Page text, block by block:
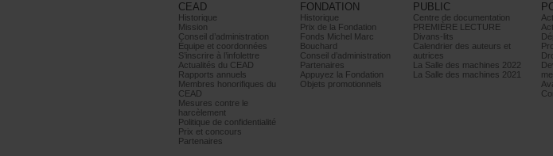
CEAD
Historique
Mission
Conseild’administration
Équipeetcoordonnées
S’inscrireàl’infolettre
ActualitésduCEAD
Rapportsannuels
Membreshonorifiquesdu
CEAD
Mesurescontrele
harcèlement
Politiquedeconfidentialité
Prixetconcours
Partenaires
FONDATION
Historique
PrixdelaFondation
FondsMichelMarc
Bouchard
Conseild’administration
Partenaires
AppuyezlaFondation
Objetspromotionnels
PUBLIC
Centrededocumentation
PREMIÈRELECTURE
Divans-lits
Calendrierdesauteurset
autrices
LaSalledesmachines2022
LaSalledesmachines2021